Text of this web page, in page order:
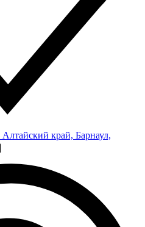
Алтайский край, Барнаул,